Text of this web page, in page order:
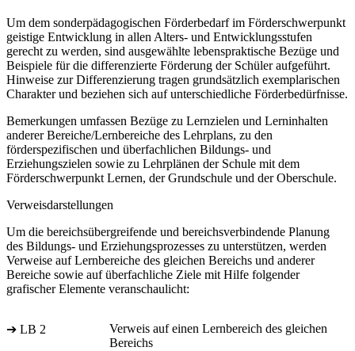
Um dem sonderpädagogischen Förderbedarf im Förderschwerpunkt
geistige Entwicklung in allen Alters- und Entwicklungsstufen
gerecht zu werden, sind ausgewählte lebenspraktische Bezüge und
Beispiele für die differenzierte Förderung der Schüler aufgeführt.
Hinweise zur Differenzierung tragen grundsätzlich exemplarischen
Charakter und beziehen sich auf unterschiedliche Förderbedürfnisse.
Bemerkungen umfassen Bezüge zu Lernzielen und Lerninhalten
anderer Bereiche/Lernbereiche des Lehrplans, zu den
förderspezifischen und überfachlichen Bildungs- und
Erziehungszielen sowie zu Lehrplänen der Schule mit dem
Förderschwerpunkt Lernen, der Grundschule und der Oberschule.
Verweisdarstellungen
Um die bereichsübergreifende und bereichsverbindende Planung
des Bildungs- und Erziehungsprozesses zu unterstützen, werden
Verweise auf Lernbereiche des gleichen Bereichs und anderer
Bereiche sowie auf überfachliche Ziele mit Hilfe folgender
grafischer Elemente veranschaulicht:
➔ LB 2
Verweis auf einen Lernbereich des gleichen
Bereichs